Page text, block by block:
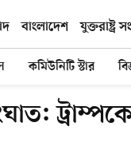
বাংলাদেশ যুক্তরাষ্ট্র
কমিউনিটি স্টার